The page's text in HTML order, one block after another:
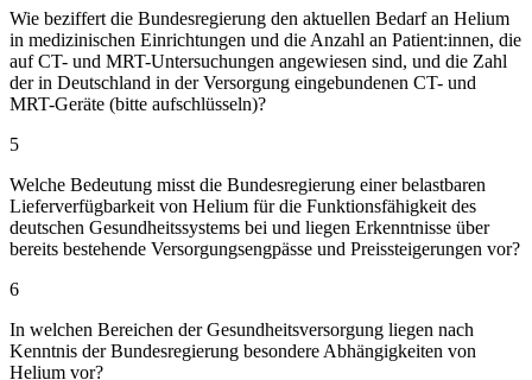
Wie beziffert die Bundesregierung den aktuellen Bedarf an Helium
in medizinischen Einrichtungen und die Anzahl an Patient:innen, die
auf CT- und MRT-Untersuchungen angewiesen sind, und die Zahl
der in Deutschland in der Versorgung eingebundenen CT- und
MRT-Geräte (bitte aufschlüsseln)?
5
Welche Bedeutung misst die Bundesregierung einer belastbaren
Lieferverfügbarkeit von Helium für die Funktionsfähigkeit des
deutschen Gesundheitssystems bei und liegen Erkenntnisse über
bereits bestehende Versorgungsengpässe und Preissteigerungen vor?
6
In welchen Bereichen der Gesundheitsversorgung liegen nach
Kenntnis der Bundesregierung besondere Abhängigkeiten von
Helium vor?